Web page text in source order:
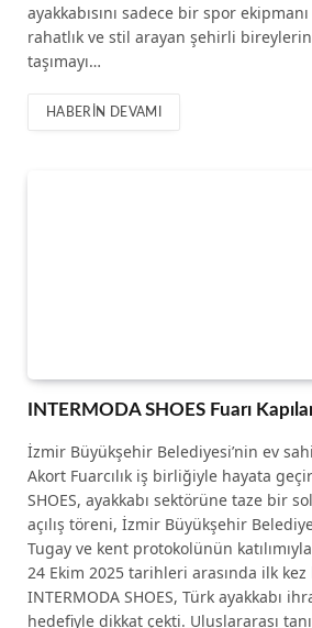
ayakkabısını sadece bir spor
rahatlık ve stil arayan şehirli
taşımayı…
HABERIN DEVAMI
INTERMODA SHOES Fuarı
İzmir Büyükşehir Belediyesi’nin ev
Akort Fuarcılık iş birliğiyle hayata
SHOES, ayakkabı sektörüne taze bir
açılış töreni, İzmir Büyükşehir
Tugay ve kent protokolünün
24 Ekim 2025 tarihleri arasında ilk kez
INTERMODA SHOES, Türk ayakkabı
hedefiyle dikkat çekti. Uluslararası